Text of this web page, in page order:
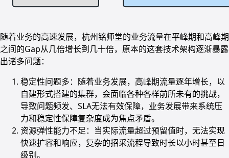
随着业务的高速发展，杭州铭师堂的业务流量在平峰期和高峰期
之间的Gap从几倍增长到几十倍，原本的这套技术架构逐渐暴露
出诸多问题：
稳定性问题多：随着业务发展，高峰期流量逐年增长，以
自建形式搭建的集群，会面临各种各样前所未有的挑战，
导致问题频发、SLA无法有效保障，业务发展带来系统压
力和稳定性保障复杂度成为焦点矛盾。
资源弹性能力不足：当实际流量超过预留值时，无法实现
快速扩容和响应，复杂的招采流程导致时长以小时甚至日
级别。